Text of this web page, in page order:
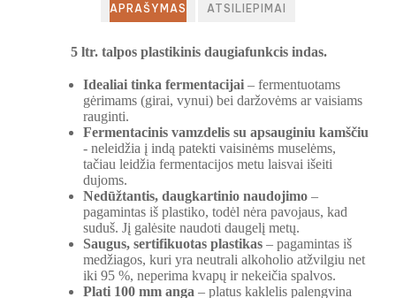
APRAŠYMAS ATSILIEPIMAI
5 ltr. talpos plastikinis daugiafunkcis indas.
Idealiai tinka fermentacijai – fermentuotams
gėrimams (girai, vynui) bei daržovėms ar vaisiams
rauginti.
Fermentacinis vamzdelis su apsauginiu kamščiu
- neleidžia į indą patekti vaisinėms muselėms,
tačiau leidžia fermentacijos metu laisvai išeiti
dujoms.
Nedūžtantis, daugkartinio naudojimo –
pagamintas iš plastiko, todėl nėra pavojaus, kad
suduš. Jį galėsite naudoti daugelį metų.
Saugus, sertifikuotas plastikas – pagamintas iš
medžiagos, kuri yra neutrali alkoholio atžvilgiu net
iki 95 %, neperima kvapų ir nekeičia spalvos.
Plati 100 mm anga – platus kaklelis palengvina